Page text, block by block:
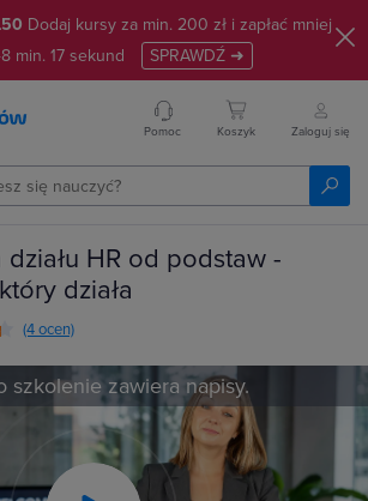
Dodaj kursy za min. 200 zł i zapłać mniej
min. 16 sekund SPRAWDŹ ➜
Pomoc Koszyk Zaloguj się
HR od podstaw -
działa
(4 ocen)
szkolenie zawiera napisy.